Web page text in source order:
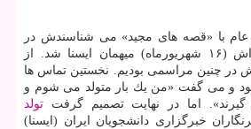
با «قصه های مجید» می شناسندش در
۷۴سالگی اش (۱۶ شهریورماه) میهمان ایسنا شد. از
در چنین مراسمی بودیم. نخستین تماس ها
و می گفت «من یك بار متولد می شوم و
اما در نهایت تصمیم گرفت تولد
خبرگزاری دانشجویان ایران (ایسنا)